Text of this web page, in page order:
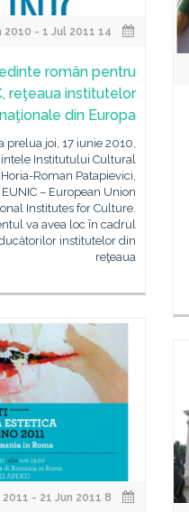
român pentru
reţeaua institutelor
din Europa
prelua joi, 17 iunie 2010,
Institutului Cultural
Roman Patapievici,
– European Union
Institutes for Culture.
va avea loc în cadrul
institutelor din
reţeaua